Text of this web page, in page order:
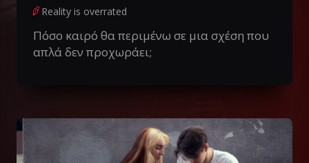
Reality is overrated
Πόσο καιρό θα περιμένω σε μια σχέση που
απλά δεν προχωράει;